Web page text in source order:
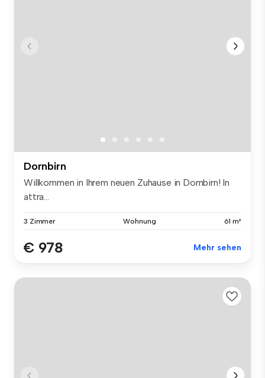
Dornbirn
Willkommen in Ihrem neuen Zuhause in Dornbirn! In
attra...
3 Zimmer Wohnung 61 m²
€ 978 Mehr sehen